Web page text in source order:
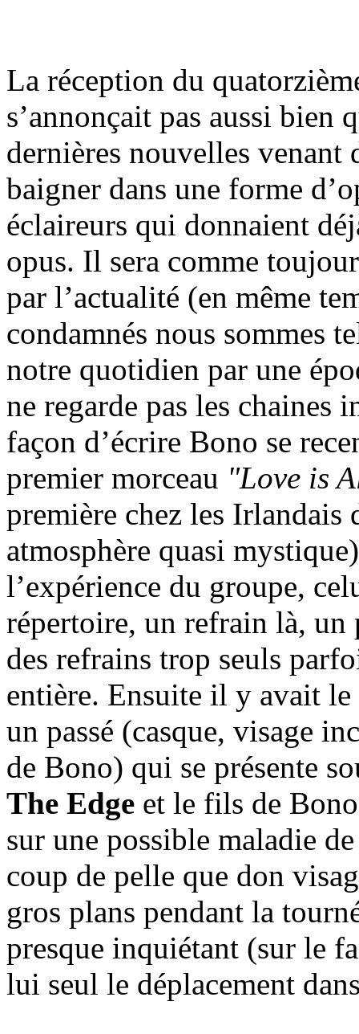
La réception du
s’annonçait pas aussi bien
dernières nouvelles venant
baigner dans une forme
éclaireurs qui donnaient
opus. Il sera comme
par l’actualité (en même
condamnés nous sommes
notre quotidien par une
ne regarde pas les chaines
façon d’écrire Bono se
premier morceau "Love is
première chez les Irlandais
atmosphère quasi
l’expérience du groupe,
répertoire, un refrain là,
des refrains trop seuls
entière. Ensuite il y avait
un passé (casque, visage
de Bono) qui se présente
The Edge et le fils de
sur une possible maladie
coup de pelle que don
gros plans pendant la
presque inquiétant (sur le
lui seul le déplacement